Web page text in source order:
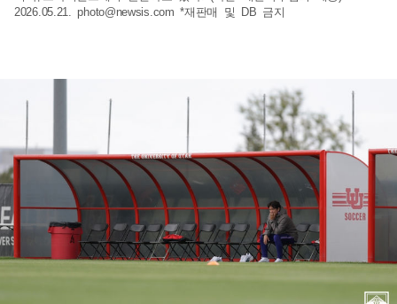
2026.05.21.photo@newsis.com *재판매 및 DB 금지